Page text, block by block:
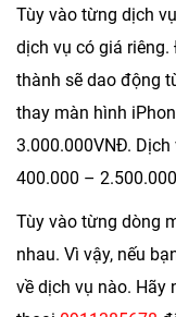
Tùy vào từng dịch
dịch vụ có giá
thành sẽ dao động
thay màn hình
3.000.000VNĐ.
400.000 –
Tùy vào từng dòng
nhau. Vì vậy, nếu
về dịch vụ nào. Hãy